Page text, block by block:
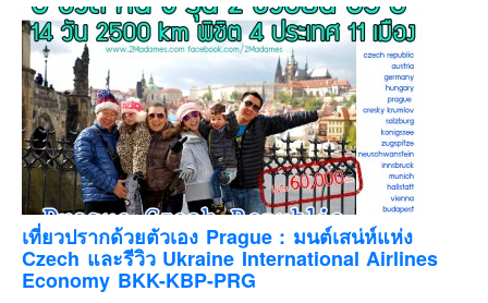
ภาคตะวันตก
ภาคอีสาน
ทริปต่างประเทศ
ยุโรป
รัสเซีย
อิตาลี
ตุรกี-ตุรเคีย
เยอรมัน
ฝรั่งเศส
เที่ยวปรากด้วยตัวเอง Prague : มนต์เสน่ห์แห่ง
Czech และรีวิว Ukraine International Airlines
Economy BKK-KBP-PRG